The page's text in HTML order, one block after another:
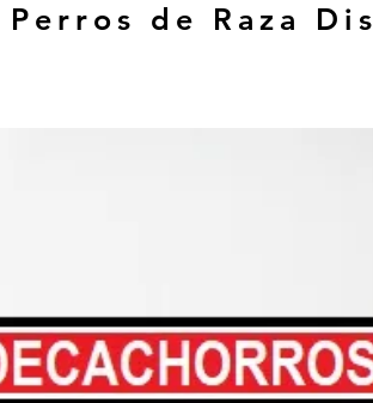
de Raza